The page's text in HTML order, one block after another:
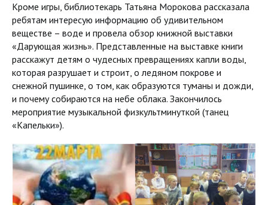
Кроме игры, библиотекарь Татьяна Морокова рассказала
ребятам интересую информацию об удивительном
веществе – воде и провела обзор книжной выставки
«Дарующая жизнь». Представленные на выставке книги
расскажут детям о чудесных превращениях капли воды,
которая разрушает и строит, о ледяном покрове и
снежной пушинке, о том, как образуются туманы и дожди,
и почему собираются на небе облака. Закончилось
мероприятие музыкальной физкультминуткой (танец
«Капельки»).